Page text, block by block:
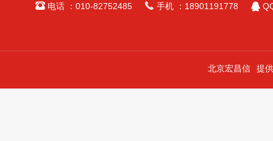
电话 ：010-82752485  手机 ：18901191778 
北京宏昌信 提